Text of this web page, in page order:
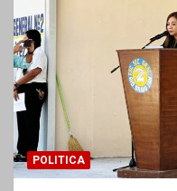
POLITICA